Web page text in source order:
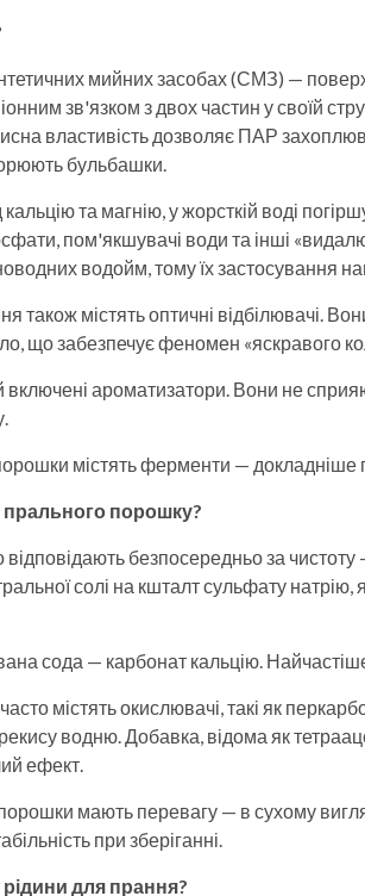
мийних засобах (СМЗ) —
зв'язком з двох частин у своїй
властивість дозволяє ПАР
бульбашки.
та магнію, у жорсткій воді
пом'якшувачі води та інші
водойм, тому їх застосування
також містять оптичні відбілювачі.
що забезпечує феномен «яскравого
включені ароматизатори. Вони не
містять ферменти — докладніше
порошку?
відповідають безпосередньо за
солі на кшталт сульфату
сода — карбонат кальцію.
містять окислювачі, такі як
водню. Добавка, відома як
ефект.
мають перевагу — в сухому
при зберіганні.
для прання?